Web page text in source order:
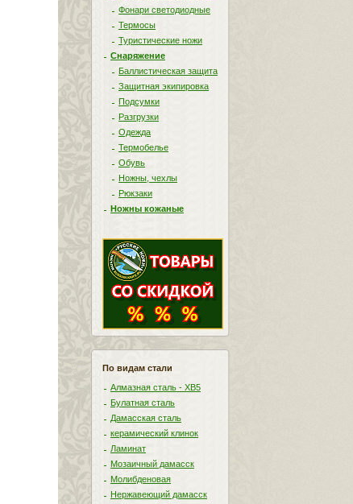
Фонари светодиодные
Термосы
Туристические ножи
Снаряжение
Баллистическая защита
Защитная экипировка
Подсумки
Разгрузки
Одежда
Термобелье
Обувь
Ножны, чехлы
Рюкзаки
Ножны кожаные
По видам стали
Алмазная сталь - ХВ5
Булатная сталь
Дамасская сталь
керамический клинок
Ламинат
Мозаичный дамасск
Молибденовая
Нержавеющий дамасск